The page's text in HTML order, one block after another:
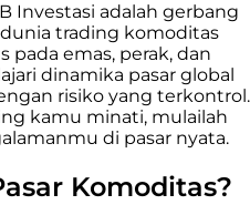
Investasi adalah gerbang
trading komoditas
pada emas, perak, dan
dinamika pasar global
risiko yang terkontrol.
kamu minati, mulailah
di pasar nyata.
Komoditas?